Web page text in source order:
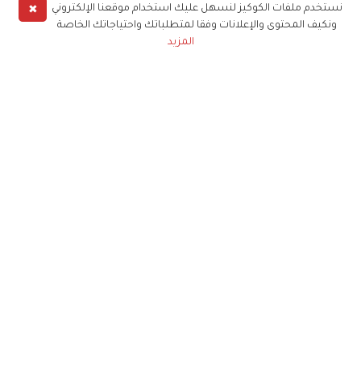
✖
نستخدم ملفات الكوكيز لنسهل عليك استخدام موقعنا الإلكتروني
ونكيف المحتوى والإعلانات وفقا لمتطلباتك واحتياجاتك الخاصة
المزيد